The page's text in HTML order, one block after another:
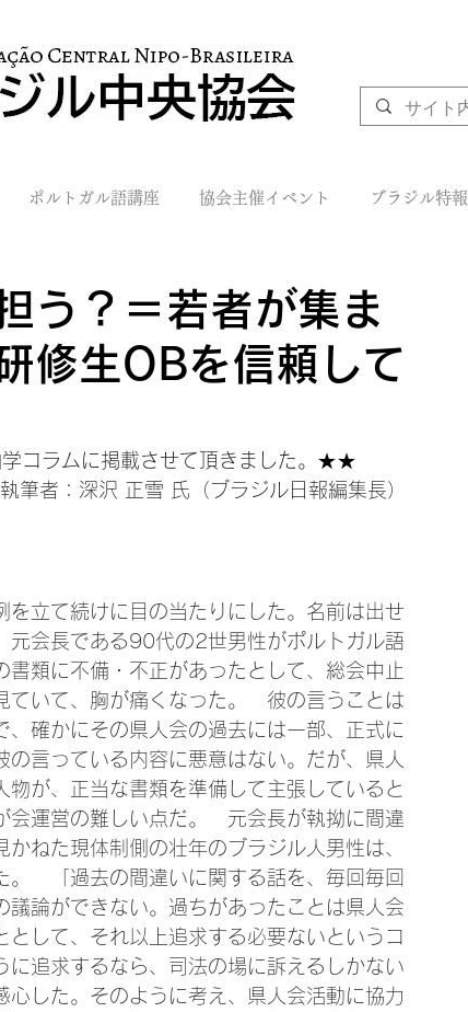
ポルトガル語講座 協会主催イベント ブラジル特報
う？＝若者が集ま
修生OBを信頼して
コラムに掲載させて頂きました。★★
執筆者：深沢 正雪 氏（ブラジル日報編集長）
立て続けに目の当たりにした。名前は出せ
元会長である90代の2世男性がポルトガル語
類に不備・不正があったとして、総会中止
いて、胸が痛くなった。　彼の言うことは
確かにその県人会の過去には一部、正式に
言っている内容に悪意はない。だが、県人
が、正当な書類を準備して主張していると
運営の難しい点だ。　元会長が執拗に間違
ねた現体制側の壮年のブラジル人男性は、
　「過去の間違いに関する話を、毎回毎回
論ができない。過ちがあったことは県人会
して、それ以上追求する必要ないというコ
追求するなら、司法の場に訴えるしかない
した。そのように考え、県人会活動に協力